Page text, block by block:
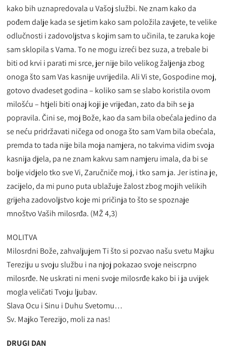
kako bih uznapredovala u Vašoj službi. Ne znam kako da
pođem dalje kada se sjetim kako sam položila zavjete, te velike
odlučnosti i zadovoljstva s kojim sam to učinila, te zaruka koje
sam sklopila s Vama. To ne mogu izreći bez suza, a trebale bi
biti od krvi i parati mi srce, jer nije bilo velikog žaljenja zbog
onoga što sam Vas kasnije uvrijedila. Ali Vi ste, Gospodine moj,
gotovo dvadeset godina – koliko sam se slabo koristila ovom
milošću – htjeli biti onaj koji je vrijeđan, zato da bih se ja
popravila. Čini se, moj Bože, kao da sam bila obećala jedino da
se neću pridržavati ničega od onoga što sam Vam bila obećala,
premda to tada nije bila moja namjera, no takvima vidim svoja
kasnija djela, pa ne znam kakvu sam namjeru imala, da bi se
bolje vidjelo tko sve Vi, Zaručniče moj, i tko sam ja. Jer istina je,
zacijelo, da mi puno puta ublažuje žalost zbog mojih velikih
grijeha zadovoljstvo koje mi pričinja to što se spoznaje
mnoštvo Vaših milosrđa. (MŽ 4,3)
MOLITVA
Milosrdni Bože, zahvaljujem Ti što si pozvao našu svetu Majku
Tereziju u svoju službu i na njoj pokazao svoje neiscrpno
milosrđe. Ne uskrati ni meni svoje milosrđe kako bi i ja uvijek
mogla veličati Tvoju ljubav.
Slava Ocu i Sinu i Duhu Svetomu…
Sv. Majko Terezijo, moli za nas!
DRUGI DAN